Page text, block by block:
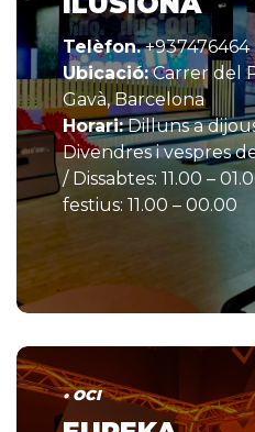
Telèfon.+937476464
Ubicació:Carrer del
Gavà, Barcelona
Horari:Dilluns a
Divendres i vespres
/ Dissabtes: 11.00 –
festius: 11.00 – 00.00
• OCI